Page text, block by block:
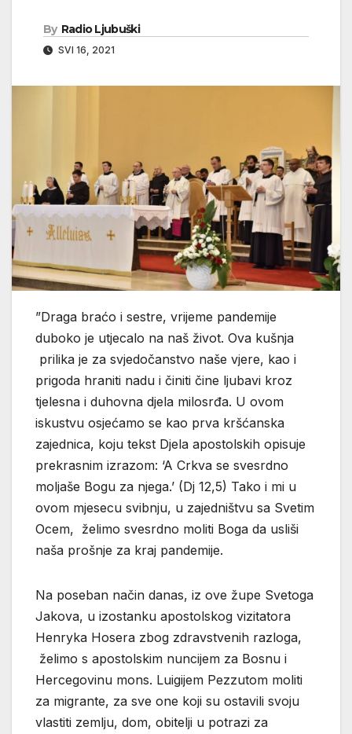
By Radio Ljubuški
SVI 16, 2021
”Draga braćo i sestre, vrijeme pandemije
duboko je utjecalo na naš život. Ova kušnja
prilika je za svjedočanstvo naše vjere, kao i
prigoda hraniti nadu i činiti čine ljubavi kroz
tjelesna i duhovna djela milosrđa. U ovom
iskustvu osjećamo se kao prva kršćanska
zajednica, koju tekst Djela apostolskih opisuje
prekrasnim izrazom: ‘A Crkva se svesrdno
moljaše Bogu za njega.’ (Dj 12,5) Tako i mi u
ovom mjesecu svibnju, u zajedništvu sa Svetim
Ocem, želimo svesrdno moliti Boga da usliši
naša prošnje za kraj pandemije.
Na poseban način danas, iz ove župe Svetoga
Jakova, u izostanku apostolskog vizitatora
Henryka Hosera zbog zdravstvenih razloga,
želimo s apostolskim nuncijem za Bosnu i
Hercegovinu mons. Luigijem Pezzutom moliti
za migrante, za sve one koji su ostavili svoju
vlastiti zemlju, dom, obitelji u potrazi za